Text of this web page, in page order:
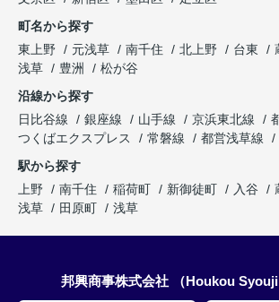
町名から探す
東上野
元浅草 南千住 北上野 台東
浅草
豊洲
松が谷
沿線から探す
日比谷線
銀座線 山手線 京浜東北線
つくばエクスプレス
常磐線 都営浅草線
駅から探す
上野
南千住 稲荷町 新御徒町 入谷
浅草
田原町 浅草
邦興商事株式会社 （Houkou Syouji